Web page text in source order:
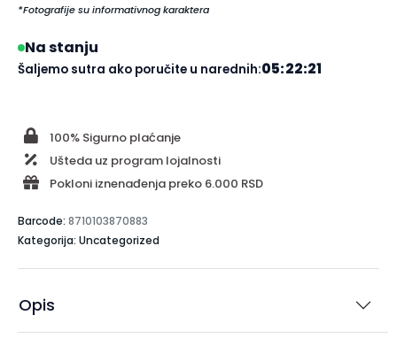
*Fotografije su informativnog karaktera
Na stanju
Šaljemo sutra ako poručite u narednih:05:22:21
100% Sigurno plaćanje
Ušteda uz program lojalnosti
Pokloni iznenađenja preko 6.000 RSD
Barcode: 8710103870883
Kategorija: Uncategorized
Opis